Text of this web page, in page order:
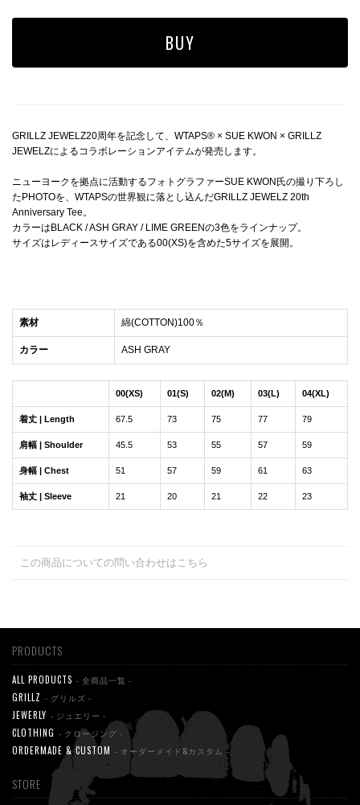
GRILLZ JEWELZ20周年を記念して、WTAPS® × SUE KWON × GRILLZ
JEWELZによるコラボレーションアイテムが発売します。
ニューヨークを拠点に活動するフォトグラファーSUE KWON氏の撮り下ろし
たPHOTOを、WTAPSの世界観に落とし込んだGRILLZ JEWELZ 20th
Anniversary Tee。
カラーはBLACK / ASH GRAY / LIME GREENの3色をラインナップ。
サイズはレディースサイズである00(XS)を含めた5サイズを展開。
素材 綿(COTTON)100％
カラー ASH GRAY
00(XS) 01(S) 02(M) 03(L) 04(XL)
着丈 | Length 67.5 73 75 77 79
肩幅 | Shoulder 45.5 53 55 57 59
身幅 | Chest 51 57 59 61 63
袖丈 | Sleeve 21 20 21 22 23
この商品についての問い合わせはこちら
PRODUCTS
ALL PRODUCTS - 全商品一覧 -
GRILLZ - グリルズ -
JEWERLY - ジュエリー -
CLOTHING - クロージング -
ORDERMADE & CUSTOM - オーダーメイド&カスタム -
STORE